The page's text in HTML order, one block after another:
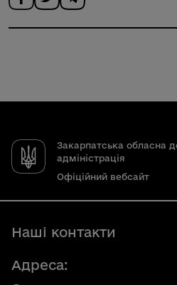
Закарпатська обласна
адміністрація
Офіційний вебсайт
Наші контакти
Адреса: